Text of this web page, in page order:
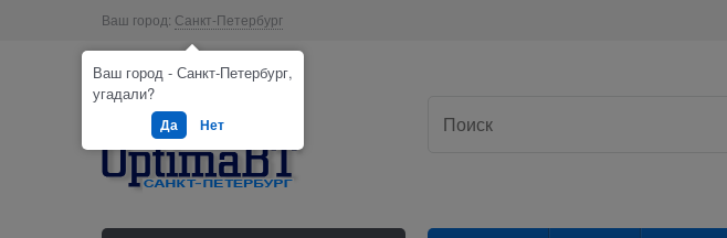
Ваш город: Санкт-Петербург
Ваш город - Санкт-Петербург,
угадали?
Да Нет